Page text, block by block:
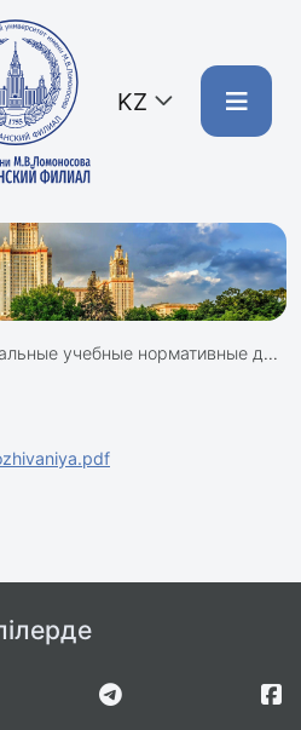
KZ
учебные нормативные документы